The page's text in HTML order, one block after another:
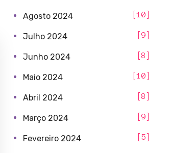
Agosto 2024 10
Julho 2024 9
Junho 2024 8
Maio 2024 10
Abril 2024 8
Março 2024 9
Fevereiro 2024 5